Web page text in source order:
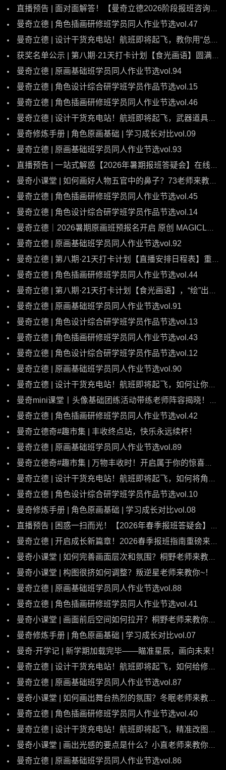
直播预告 | 面对面解答！【曼奇立德2026阶段报班咨询答疑直播】马上开播~
曼奇立德 | 角色插画研修班学员同人作业节选vol.47
曼奇立德 | 设计干货充电站！航班即将起飞，教你用“总-分-总”的结构调整设计！
获奖名单公示 | 第八期·21天打卡计划【食光画语】圆满收官！
曼奇立德 | 原画基础班学员同人作业节选vol.94
曼奇立德 | 角色设计综合研学班学员作品节选vol.15
曼奇立德 | 角色插画研修班学员同人作业节选vol.46
曼奇立德 | 设计干货充电站！航班即将起飞，武器道具的设计思路分享
曼奇修炼手册 | 角色原画基础 | 学习成长对比vol.09
曼奇立德 | 原画基础班学员同人作业节选vol.93
直播预告 | 一站式解惑【2026年暑期报班答疑会】在线开播~！
曼奇小课堂 | 如何画好人物五官中的鼻子？73老师来教你~！
曼奇立德 | 角色插画研修班学员同人作业节选vol.45
曼奇立德 | 角色设计综合研学班学员作品节选vol.14
曼奇立德｜2026暑期原画班预报名开启 原创 MAGICLEADERS MAGICLEADERS 曼奇立德 2026年1月20日 17:42 福建 在小说阅读器中沉浸阅读
曼奇立德 | 原画基础班学员同人作业节选vol.92
曼奇立德 | 第八期·21天打卡计划【直播安排日程表】重磅来袭！！快来看看有没有你pick的老师！
曼奇立德 | 角色插画研修班学员同人作业节选vol.44
曼奇立德 | 第八期·21天打卡计划【食光画语】，“绘”出属于你的美味灵感！
曼奇立德 | 原画基础班学员同人作业节选vol.91
曼奇立德 | 角色设计综合研学班学员作品节选vol.13
曼奇立德 | 角色插画研修班学员同人作业节选vol.43
曼奇立德 | 角色设计综合研学班学员作品节选vol.12
曼奇立德 | 原画基础班学员同人作业节选vol.90
曼奇立德 | 设计干货充电站！航班即将起飞，如何让你的QQ人变得更萌？
曼奇mini课堂丨头像基础团练活动带练老师阵容揭晓！快来认领你的宝藏老师~
曼奇立德 | 角色插画研修班学员同人作业节选vol.42
曼奇立德奇#趣市集 | 丰收终点站，快乐永远续杯！
曼奇立德 | 原画基础班学员同人作业节选vol.89
曼奇立德奇#趣市集 | 万物丰收时！开启属于你的惊喜奇遇！
曼奇立德 | 设计干货充电站！航班即将起飞，如何将角色服饰设计得更加精致？
曼奇立德 | 角色设计综合研学班学员作品节选vol.10
曼奇修炼手册 | 角色原画基础 | 学习成长对比vol.08
直播预告 | 困惑一扫而光！【2026年春季报班答疑会】即刻开播！
曼奇立德 | 开启成长新篇章！2026春季报班指南重磅来袭！
曼奇小课堂 | 如何完善画面层次和氛围？桐野老师来教你~！
曼奇小课堂 | 构图很挤如何调整？叛逆星老师来教你~！
曼奇立德 | 原画基础班学员同人作业节选vol.88
曼奇立德 | 角色插画研修班学员同人作业节选vol.41
曼奇小课堂 | 画面前后空间如何拉开？桐野老师来教你~！
曼奇修炼手册 | 角色原画基础 | 学习成长对比vol.07
曼奇·开学记 | 新学期加载完毕——瞄准星辰，画向未来！
曼奇立德 | 设计干货充电站！航班即将起飞，如何给修身型角色丰富细节量？
曼奇立德 | 原画基础班学员同人作业节选vol.87
曼奇小课堂 | 如何画出舞台热烈的氛围？冬眠老师来教你~！
曼奇立德 | 角色插画研修班学员同人作业节选vol.40
曼奇立德 | 设计干货充电站！航班即将起飞，精准改图让你的设计飞升~！
曼奇小课堂 | 画出光感的要点是什么？小直老师来教你~！
曼奇立德 | 原画基础班学员同人作业节选vol.86